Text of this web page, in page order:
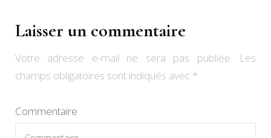
Laisser un commentaire
Votre adresse e-mail ne sera pas publiée.
Les
champs obligatoires sont indiqués avec *
Commentaire